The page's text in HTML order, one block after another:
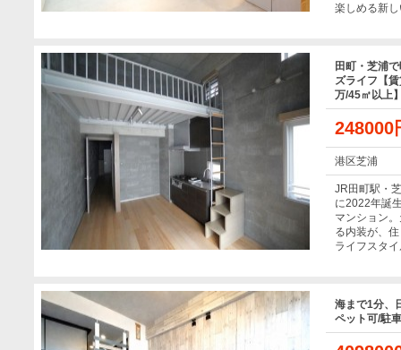
楽しめる新
田町・芝浦
ズライフ【
万/45㎡以上
港区芝浦
JR田町駅・
に2022年誕
マンション
る内装が、
ライフスタ
海まで1分、
ペット可/駐